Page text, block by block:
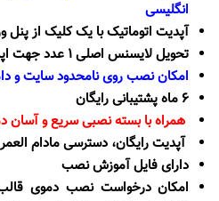
انگلیسی
آپدیت اتوماتیک با یک کلیک از پنل
تحویل لایسنس اصلی 1 عدد جهت اپدیت از پنل وردپرس
امکان نصب روی نامحدود سایت و
6 ماه پشتیبانی رایگان
همراه با بسته نصبی سریع و آسان
آپدیت رایگان، دسترسی مادام
دارای فایل آموزش نصب